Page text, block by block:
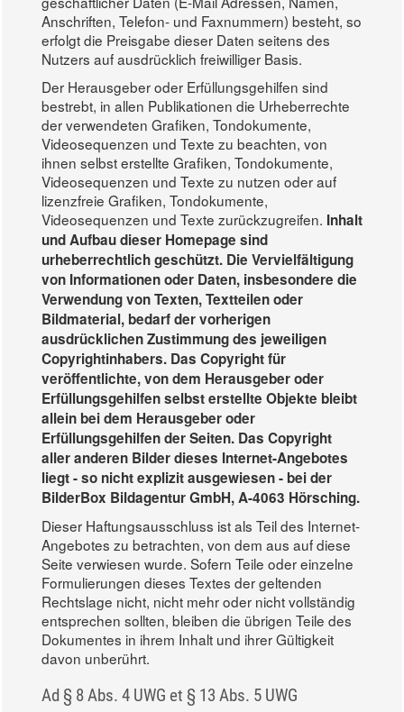
Anschriften, Telefon- und Faxnummern) besteht, so
erfolgt die Preisgabe dieser Daten seitens des
Nutzers auf ausdrücklich freiwilliger Basis.
Der Herausgeber oder Erfüllungsgehilfen sind
bestrebt, in allen Publikationen die Urheberrechte
der verwendeten Grafiken, Tondokumente,
Videosequenzen und Texte zu beachten, von
ihnen selbst erstellte Grafiken, Tondokumente,
Videosequenzen und Texte zu nutzen oder auf
lizenzfreie Grafiken, Tondokumente,
Videosequenzen und Texte zurückzugreifen. Inhalt
und Aufbau dieser Homepage sind
urheberrechtlich geschützt. Die Vervielfältigung
von Informationen oder Daten, insbesondere die
Verwendung von Texten, Textteilen oder
Bildmaterial, bedarf der vorherigen
ausdrücklichen Zustimmung des jeweiligen
Copyrightinhabers. Das Copyright für
veröffentlichte, von dem Herausgeber oder
Erfüllungsgehilfen selbst erstellte Objekte bleibt
allein bei dem Herausgeber oder
Erfüllungsgehilfen der Seiten. Das Copyright
aller anderen Bilder dieses Internet-Angebotes
liegt - so nicht explizit ausgewiesen - bei der
BilderBox Bildagentur GmbH, A-4063 Hörsching.
Dieser Haftungsausschluss ist als Teil des Internet-
Angebotes zu betrachten, von dem aus auf diese
Seite verwiesen wurde. Sofern Teile oder einzelne
Formulierungen dieses Textes der geltenden
Rechtslage nicht, nicht mehr oder nicht vollständig
entsprechen sollten, bleiben die übrigen Teile des
Dokumentes in ihrem Inhalt und ihrer Gültigkeit
davon unberührt.
Ad § 8 Abs. 4 UWG et § 13 Abs. 5 UWG